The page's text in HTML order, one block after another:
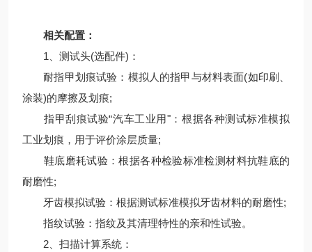
相关配置：
1、测试头(选配件)：
耐指甲划痕试验：模拟人的指甲与材料表面(如印刷、
涂装)的摩擦及划痕;
指甲刮痕试验“汽车工业用"：根据各种测试标准模拟
工业划痕，用于评价涂层质量;
鞋底磨耗试验：根据各种检验标准检测材料抗鞋底的
耐磨性;
牙齿模拟试验：根据测试标准模拟牙齿材料的耐磨性;
指纹试验：指纹及其清理特性的亲和性试验。
2、扫描计算系统：